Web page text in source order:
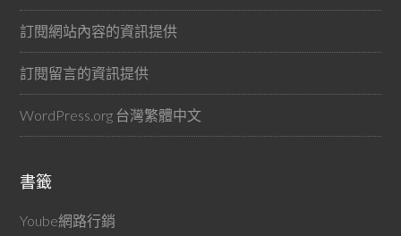
訂閱網站內容的資訊提供
訂閱留言的資訊提供
WordPress.org 台灣繁體中文
書籤
Yoube網路行銷